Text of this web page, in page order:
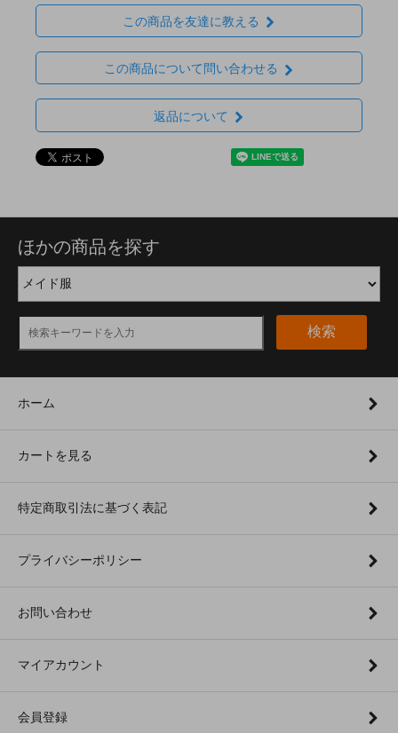
この商品を友達に教える
この商品について問い合わせる
返品について
ほかの商品を探す
検索
ホーム
カートを見る
特定商取引法に基づく表記
プライバシーポリシー
お問い合わせ
マイアカウント
会員登録